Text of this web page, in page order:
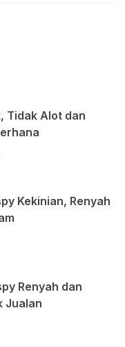
Tidak Alot dan
Kekinian, Renyah
Renyah dan
Jualan